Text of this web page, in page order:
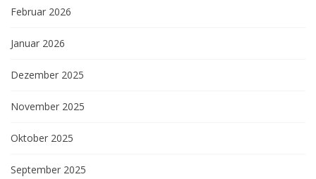
Februar 2026
Januar 2026
Dezember 2025
November 2025
Oktober 2025
September 2025